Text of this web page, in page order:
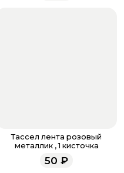
или
333-66-53. Наши
с 9.00 до 23.00 и
вас.
Тассел лента розовый
металлик , 1 кисточка
50 ₽